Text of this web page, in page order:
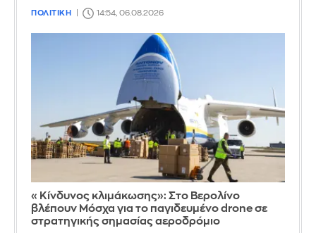
ΠΟΛΙΤΙΚΗ 14:54, 06.08.2026
«Κίνδυνος κλιμάκωσης»: Στο Βερολίνο
βλέπουν Μόσχα για το παγιδευμένο drone σε
στρατηγικής σημασίας αεροδρόμιο